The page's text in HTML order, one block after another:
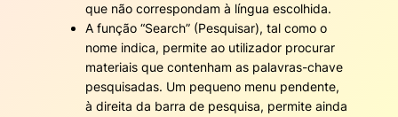
que não correspondam à língua escolhida.
A função “Search” (Pesquisar), tal como o
nome indica, permite ao utilizador procurar
materiais que contenham as palavras-chave
pesquisadas. Um pequeno menu pendente,
à direita da barra de pesquisa, permite ainda